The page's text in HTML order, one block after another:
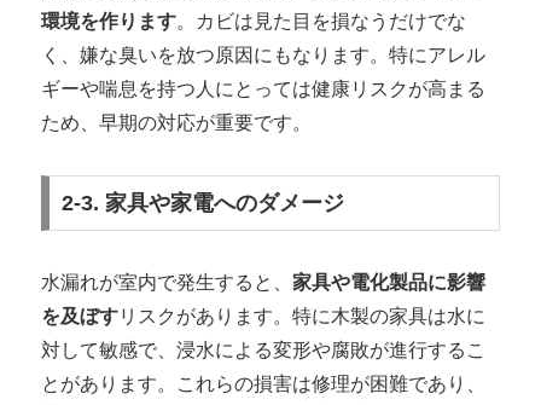
環境を作ります。カビは見た目を損なうだけでな
く、嫌な臭いを放つ原因にもなります。特にアレル
ギーや喘息を持つ人にとっては健康リスクが高まる
ため、早期の対応が重要です。
2-3. 家具や家電へのダメージ
水漏れが室内で発生すると、 家具や電化製品に影響
を及ぼすリスクがあります。特に木製の家具は水に
対して敏感で、浸水による変形や腐敗が進行するこ
とがあります。これらの損害は修理が困難であり、